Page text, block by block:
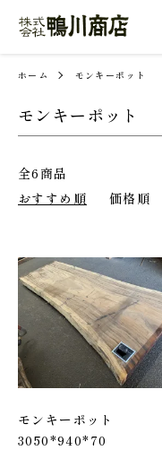
ホーム モンキーポット
モンキーポット
全6商品
おすすめ順
価格順
モンキーポット
3050*940*70